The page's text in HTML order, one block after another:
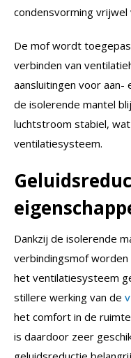
condensvorming vrijwel
De mof wordt
verbinden van
aansluitingen voor aan-
de isolerende mantel
luchtstroom stabiel,
ventilatiesysteem.
Dankzij de isolerende
verbindingsmof worden
het ventilatiesysteem
stillere werking van de
het comfort in de
is daardoor zeer